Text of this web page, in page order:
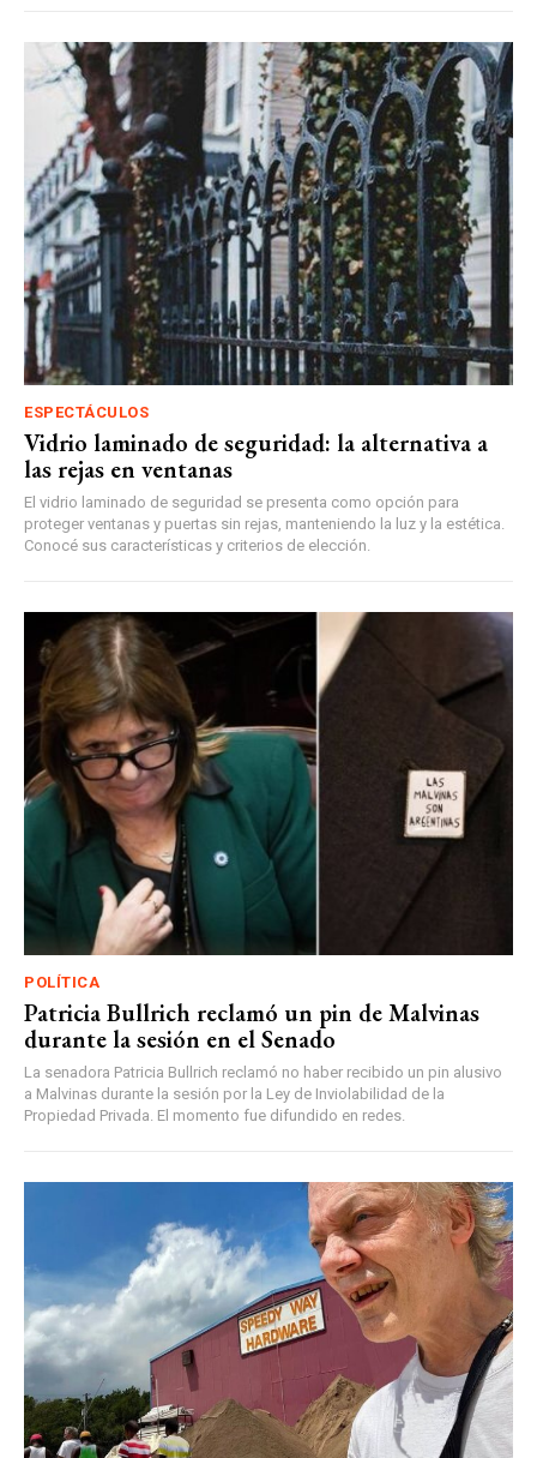
ESPECTÁCULOS
Vidrio laminado de seguridad: la alternativa a
las rejas en ventanas
El vidrio laminado de seguridad se presenta como opción para
proteger ventanas y puertas sin rejas, manteniendo la luz y la estética.
Conocé sus características y criterios de elección.
POLÍTICA
Patricia Bullrich reclamó un pin de Malvinas
durante la sesión en el Senado
La senadora Patricia Bullrich reclamó no haber recibido un pin alusivo
a Malvinas durante la sesión por la Ley de Inviolabilidad de la
Propiedad Privada. El momento fue difundido en redes.